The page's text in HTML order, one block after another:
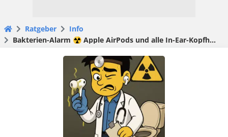
Ratgeber
Info
Bakterien-Alarm ☢️ Apple AirPods und alle In-Ear-Kopfhörer – so unhygienisch sind sie wirklich und was dagegen hilft